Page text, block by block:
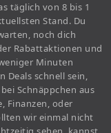
täglich von 8 bis 1
Stand. Du
noch dich
Rabattaktionen und
Minuten
Deals schnell sein,
Schnäppchen aus
Finanzen, oder
wir einmal nicht